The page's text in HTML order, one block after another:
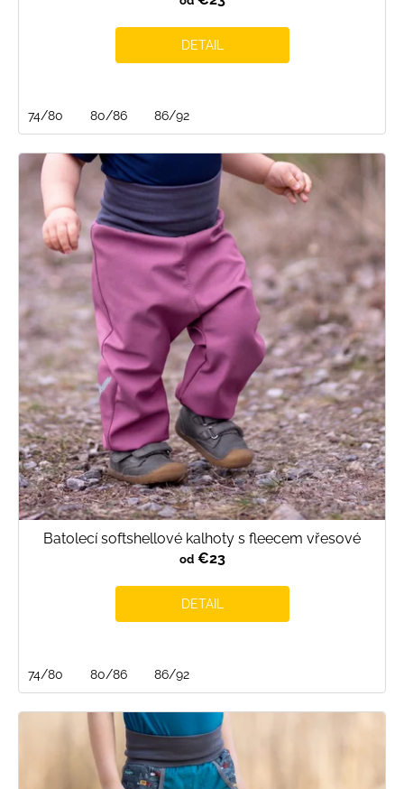
DETAIL
74/80 80/86 86/92
Batolecí softshellové kalhoty s fleecem vřesové
od€23
DETAIL
74/80 80/86 86/92